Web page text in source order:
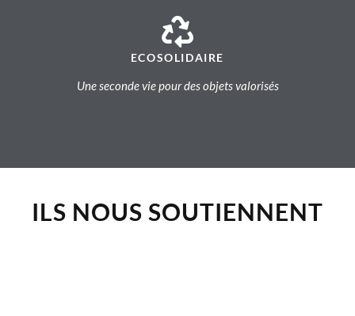
ECOSOLIDAIRE
Une seconde vie pour des objets valorisés
ILS NOUS SOUTIENNENT